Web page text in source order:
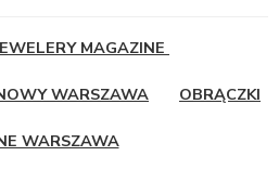
MAGAZINE
WARSZAWA OBRĄCZKI
WARSZAWA